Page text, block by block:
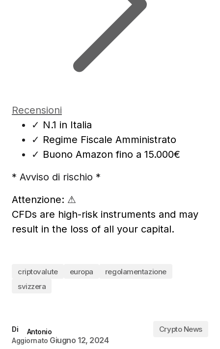
Recensioni
✓ N.1 in Italia
✓ Regime Fiscale Amministrato
✓ Buono Amazon fino a 15.000€
* Avviso di rischio *
Attenzione: ⚠
CFDs are high-risk instruments and may
result in the loss of all your capital.
criptovalute europa
regolamentazione
svizzera
Di
Antonio
Aggiornato Giugno 12, 2024
Crypto News